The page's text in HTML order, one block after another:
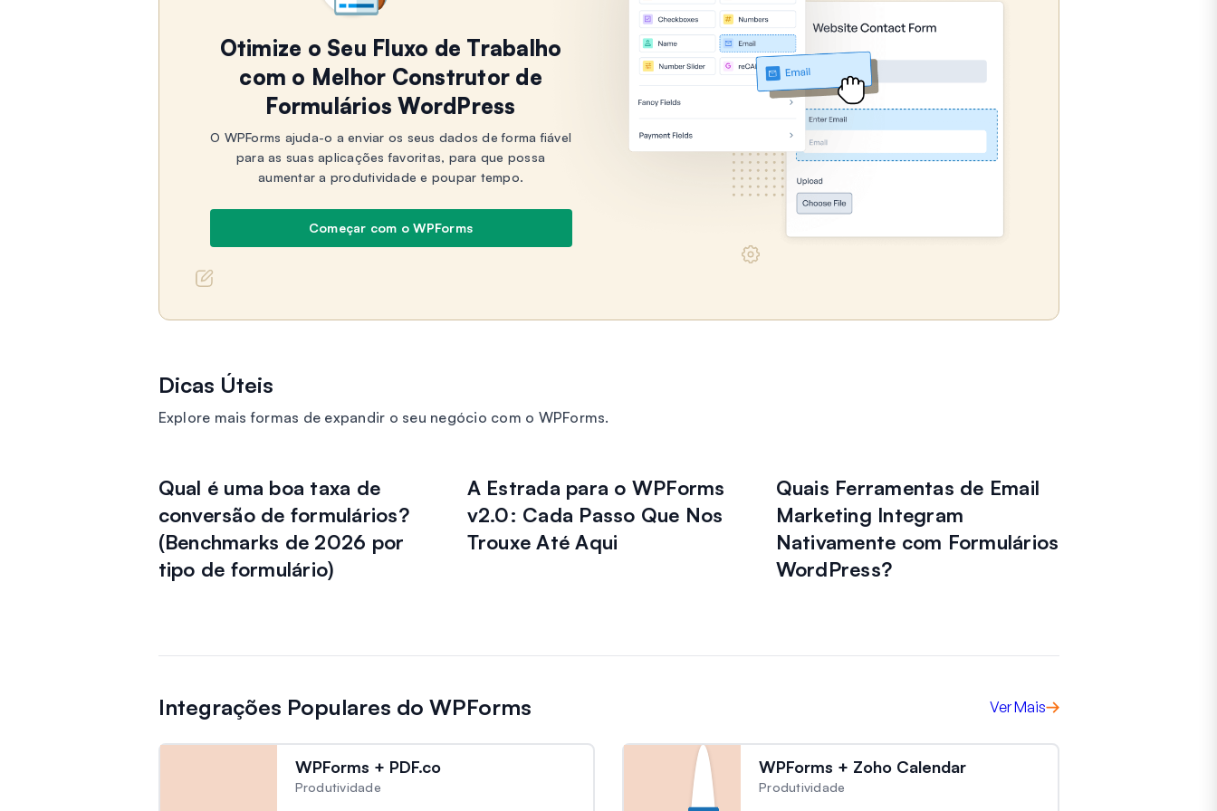
Otimize o Seu Fluxo de Trabalho
com o Melhor Construtor de
Formulários WordPress
O WPForms ajuda-o a enviar os seus dados de forma fiável
para as suas aplicações favoritas, para que possa
aumentar a produtividade e poupar tempo.
Começar com o WPForms
Dicas Úteis
Explore mais formas de expandir o seu negócio com o WPForms.
Qual é uma boa taxa de
conversão de formulários?
(Benchmarks de 2026 por
tipo de formulário)
A Estrada para o WPForms
v2.0: Cada Passo Que Nos
Trouxe Até Aqui
Quais Ferramentas de Email
Marketing Integram
Nativamente com Formulários
WordPress?
Integrações Populares do WPForms Ver Mais
WPForms + PDF.co
Produtividade
WPForms + Zoho Calendar
Produtividade